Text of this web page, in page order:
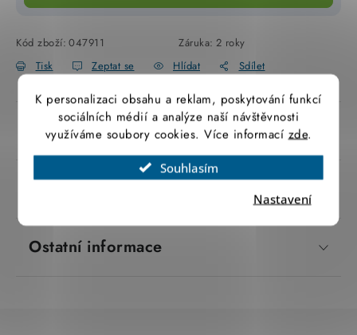
K personalizaci obsahu a reklam, poskytování funkcí
sociálních médií a analýze naší návštěvnosti
využíváme soubory cookies. Více informacízde.
Souhlasím
Nastavení
NÁŘADÍ
VÝPRODEJ
Položky bez zařazené kategorie dle výrobců
VÁNOCE
OSVĚTLENÍ
Kód zboží: 047911 Záruka: 2 roky
Tisk
Zeptat se Hlídat Sdílet
Popis produktu
Ostatní informace